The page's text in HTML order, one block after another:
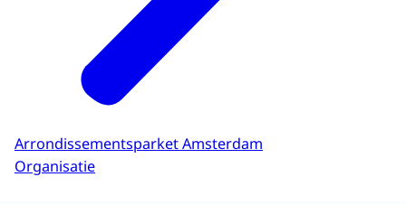
Arrondissementsparket Amsterdam
Organisatie